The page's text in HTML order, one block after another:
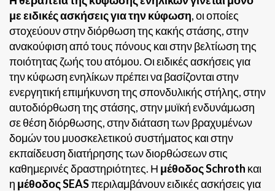
με ειδικές ασκήσεις για την κύφωση, οι οποίες
στοχεύουν στην διόρθωση της κακής στάσης, στην
ανακούφιση από τους πόνους και στην βελτίωση της
ποιότητας ζωής του ατόμου. Οι ειδικές ασκήσεις για
την κύφωση ενηλίκων πρέπει να βασίζονται στην
ενεργητική επιμήκυνση της σπονδυλικής στήλης, στην
αυτοδιόρθωση της στάσης, στην μυϊκή ενδυνάμωση
σε θέση διόρθωσης, στην διάταση των βραχυμένων
δομών του μυοσκελετικού συστήματος και στην
εκπαίδευση διατήρησης των διορθώσεων στις
καθημερινές δραστηριότητες. Η μέθοδος Schroth και
η μέθοδος SEASπεριλαμβάνουν ειδικές ασκήσεις για